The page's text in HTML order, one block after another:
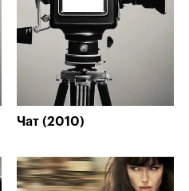
Чат (2010)